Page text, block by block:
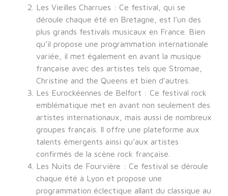
Les Vieilles Charrues : Ce festival, qui se
déroule chaque été en Bretagne, est l’un des
plus grands festivals musicaux en France. Bien
qu’il propose une programmation internationale
variée, il met également en avant la musique
française avec des artistes tels que Stromae,
Christine and the Queens et bien d’autres.
Les Eurockéennes de Belfort : Ce festival rock
emblématique met en avant non seulement des
artistes internationaux, mais aussi de nombreux
groupes français. Il offre une plateforme aux
talents émergents ainsi qu’aux artistes
confirmés de la scène rock française.
Les Nuits de Fourvière : Ce festival se déroule
chaque été à Lyon et propose une
programmation éclectique allant du classique au